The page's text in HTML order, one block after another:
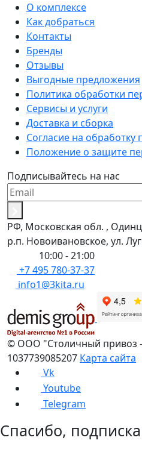
О комплексе
Как добраться
Контакты
Бренды
Отзывы
Выгодные предложения
Политика обработки
Сервисы и услуги
Доставка и сборка
Согласие на
Положение о защите
Подписывайтесь на нас
РФ, Московская обл. ,
р.п. Новоивановское, ул.
10:00 - 21:00
+7 495 780-37-37
info1@3kita.ru
© ООО "Столичный привоз
1037739085207 Карта сайта
Vk
Youtube
Telegram
Спасибо,